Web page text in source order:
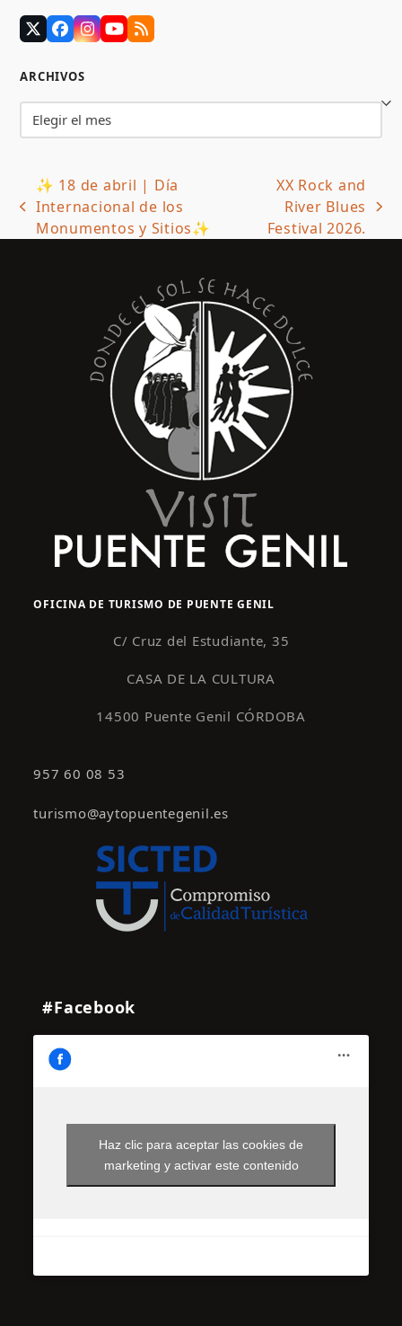
TwitterFacebook
Instagram
YouTube
RSS
ARCHIVOS
previous
post:
✨ 18 de abril | Día
Internacional de los
Monumentos y Sitios✨
post:
XX Rock and
River Blues
Festival 2026.
OFICINA DE TURISMO DE PUENTE GENIL
C/ Cruz del Estudiante, 35
CASA DE LA CULTURA
14500 Puente Genil CÓRDOBA
957 60 08 53
turismo@aytopuentegenil.es
#Facebook
Haz clic para aceptar las cookies de
marketing y activar este contenido